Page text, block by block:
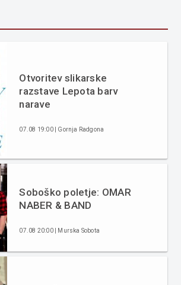
Otvoritev slikarske
razstave Lepota barv
narave
07.08 19:00 | Gornja Radgona
Soboško poletje: OMAR
NABER & BAND
07.08 20:00 | Murska Sobota